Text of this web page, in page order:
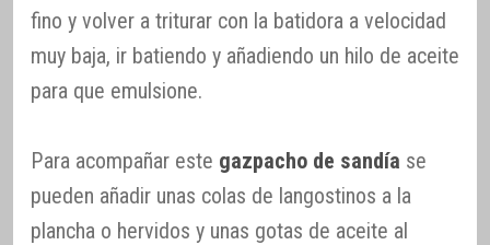
fino y volver a triturar con la batidora a velocidad
muy baja, ir batiendo y añadiendo un hilo de aceite
para que emulsione.
Para acompañar este gazpacho de sandía se
pueden añadir unas colas de langostinos a la
plancha o hervidos y unas gotas de aceite al